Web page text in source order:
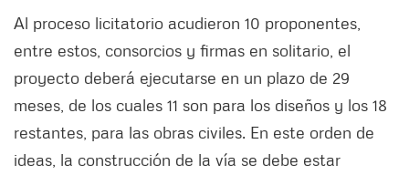
Al proceso licitatorio acudieron 10 proponentes,
entre estos, consorcios y firmas en solitario, el
proyecto deberá ejecutarse en un plazo de 29
meses, de los cuales 11 son para los diseños y los 18
restantes, para las obras civiles. En este orden de
ideas, la construcción de la vía se debe estar